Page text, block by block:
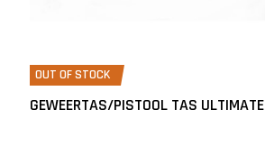
OUT OF STOCK
GEWEERTAS/PISTOOL TAS ULTIMATE